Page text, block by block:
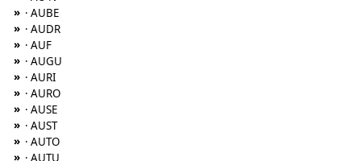
» · AUBE
» · AUDR
» · AUF
» · AUGU
» · AURI
» · AURO
» · AUSE
» · AUST
» · AUTO
» · AUTU